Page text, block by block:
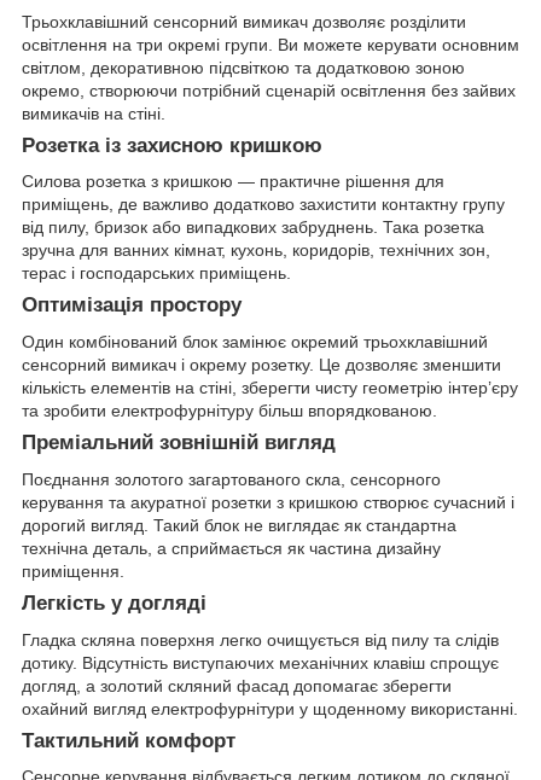
Трьохклавішний сенсорний вимикач дозволяє розділити
освітлення на три окремі групи. Ви можете керувати основним
світлом, декоративною підсвіткою та додатковою зоною
окремо, створюючи потрібний сценарій освітлення без зайвих
вимикачів на стіні.
Розетка із захисною кришкою
Силова розетка з кришкою — практичне рішення для
приміщень, де важливо додатково захистити контактну групу
від пилу, бризок або випадкових забруднень. Така розетка
зручна для ванних кімнат, кухонь, коридорів, технічних зон,
терас і господарських приміщень.
Оптимізація простору
Один комбінований блок замінює окремий трьохклавішний
сенсорний вимикач і окрему розетку. Це дозволяє зменшити
кількість елементів на стіні, зберегти чисту геометрію інтер’єру
та зробити електрофурнітуру більш впорядкованою.
Преміальний зовнішній вигляд
Поєднання золотого загартованого скла, сенсорного
керування та акуратної розетки з кришкою створює сучасний і
дорогий вигляд. Такий блок не виглядає як стандартна
технічна деталь, а сприймається як частина дизайну
приміщення.
Легкість у догляді
Гладка скляна поверхня легко очищується від пилу та слідів
дотику. Відсутність виступаючих механічних клавіш спрощує
догляд, а золотий скляний фасад допомагає зберегти
охайний вигляд електрофурнітури у щоденному використанні.
Тактильний комфорт